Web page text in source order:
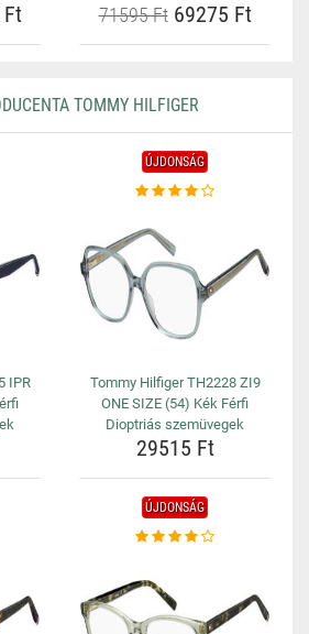
71595 Ft69275 Ft
TOMMY HILFIGER
IPR
ÚJDONSÁG
Tommy Hilfiger TH2228 ZI9
ONE SIZE (54) Kék Férfi
Dioptriás szemüvegek
29515 Ft
ÚJDONSÁG